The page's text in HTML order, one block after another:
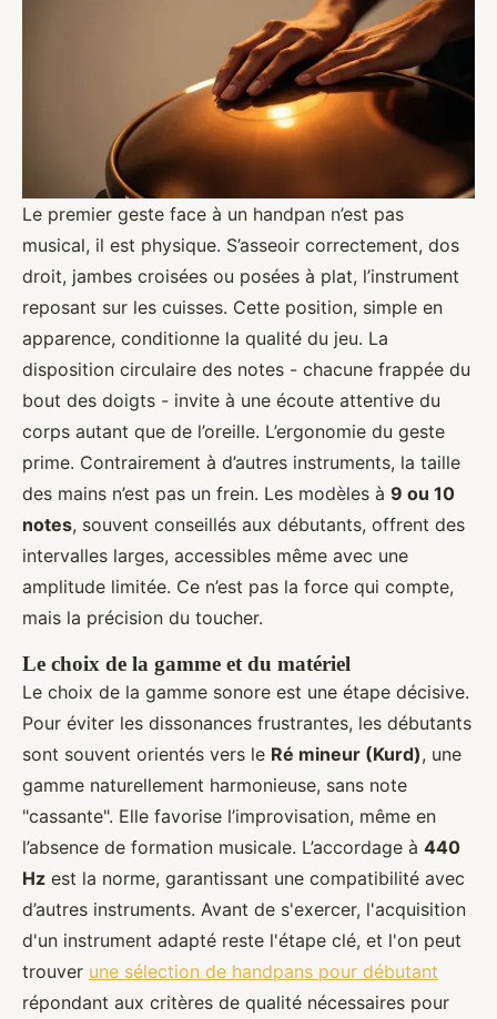
Le premier geste face à un handpan n’est pas
musical, il est physique. S’asseoir correctement, dos
droit, jambes croisées ou posées à plat, l’instrument
reposant sur les cuisses. Cette position, simple en
apparence, conditionne la qualité du jeu. La
disposition circulaire des notes - chacune frappée du
bout des doigts - invite à une écoute attentive du
corps autant que de l’oreille. L’ergonomie du geste
prime. Contrairement à d’autres instruments, la taille
des mains n’est pas un frein. Les modèles à 9 ou 10
notes, souvent conseillés aux débutants, offrent des
intervalles larges, accessibles même avec une
amplitude limitée. Ce n’est pas la force qui compte,
mais la précision du toucher.
Le choix de la gamme et du matériel
Le choix de la gamme sonore est une étape décisive.
Pour éviter les dissonances frustrantes, les débutants
sont souvent orientés vers le Ré mineur (Kurd), une
gamme naturellement harmonieuse, sans note
"cassante". Elle favorise l’improvisation, même en
l’absence de formation musicale. L’accordage à 440
Hz est la norme, garantissant une compatibilité avec
d’autres instruments. Avant de s'exercer, l'acquisition
d'un instrument adapté reste l'étape clé, et l'on peut
trouver une sélection de handpans pour débutant
répondant aux critères de qualité nécessaires pour